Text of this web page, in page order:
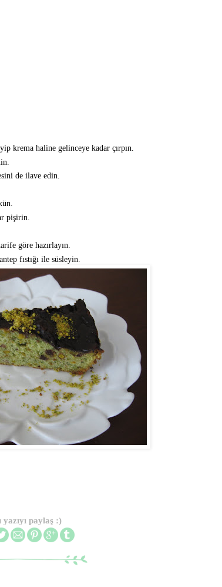
krema haline gelinceye kadar çırpın.
de ilave edin.
pişirin.
göre hazırlayın.
fıstığı ile süsleyin.
yazıyı paylaş :)